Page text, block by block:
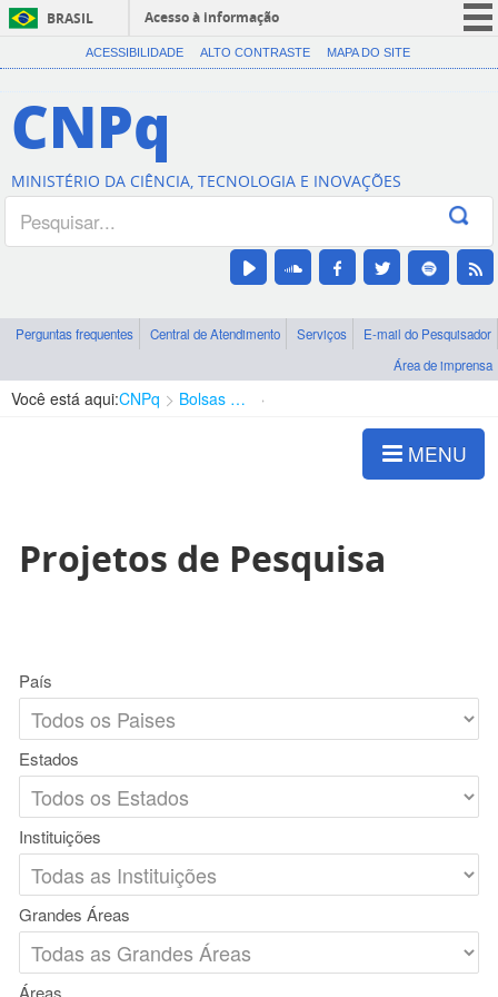
BRASIL
Acesso à informação
CORONAVÍRUS (COVID-19)
Canais
ACESSIBILIDADE ALTO CONTRASTE MAPA DO SITE
CNPq
MINISTÉRIO DA CIÊNCIA, TECNOLOGIA E INOVAÇÕES
Perguntas frequentes Central de Atendimento Serviços
E-mail do Pesquisador
Área de imprensa
Você está aqui:CNPq Bolsas e Auxílios Vigentes
MENU
Projetos de Pesquisa
País
Estados
Instituições
Grandes Áreas
Áreas